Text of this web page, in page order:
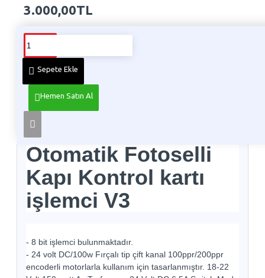
3.000,00TL
Sepete Ekle
Hemen Satın Al
Whatsapp Sipariş
Telefon İle Sipariş
Ürün Bilgisi
Otomatik Fotoselli
Kapı Kontrol kartı
işlemci V3
- 8 bit işlemci bulunmaktadır.
- 24 volt DC/100w Fırçalı tip çift kanal 100ppr/200ppr
encoderli motorlarla kullanım için tasarlanmıştır. 18-22